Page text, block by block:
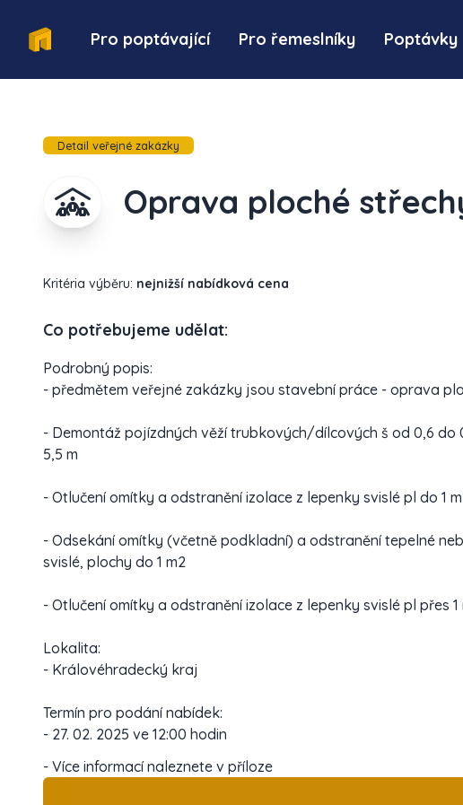
Pro poptávající Pro řemeslníky Poptávky
Detail veřejné zakázky
Oprava ploché
Kritéria výběru: nejnižší nabídková cena
Co potřebujeme udělat:
Podrobný popis:
- předmětem veřejné zakázky jsou stavební práce - oprava
- Demontáž pojízdných věží trubkových/dílcových š od 0,6 do
5,5 m
- Otlučení omítky a odstranění izolace z lepenky svislé pl do 1
- Odsekání omítky (včetně podkladní) a odstranění tepelné
svislé, plochy do 1 m2
- Otlučení omítky a odstranění izolace z lepenky svislé pl přes 1
Lokalita:
- Královéhradecký kraj
Termín pro podání nabídek:
- 27. 02. 2025 ve 12:00 hodin
- Více informací naleznete v příloze